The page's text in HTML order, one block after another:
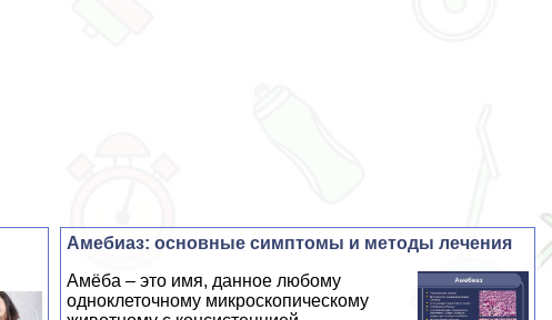
Амебиаз: основные симптомы и методы лечения
Амёба – это имя, данное любому
одноклеточному микроскопическому